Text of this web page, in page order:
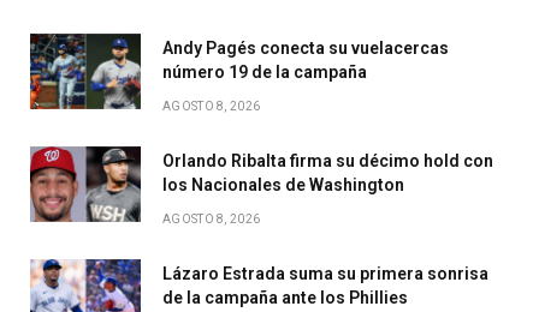
Andy Pagés conecta su vuelacercas
número 19 de la campaña
AGOSTO 8, 2026
Orlando Ribalta firma su décimo hold con
los Nacionales de Washington
AGOSTO 8, 2026
Lázaro Estrada suma su primera sonrisa
de la campaña ante los Phillies